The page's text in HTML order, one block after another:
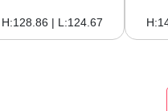
H:128.86 | L:124.67